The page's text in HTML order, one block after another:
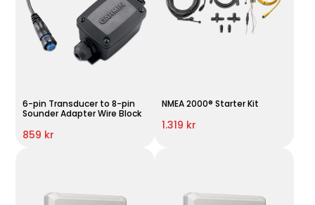
6-pin Transducer to 8-pin
Sounder Adapter Wire Block
859 kr
NMEA 2000® Starter Kit
1.319 kr